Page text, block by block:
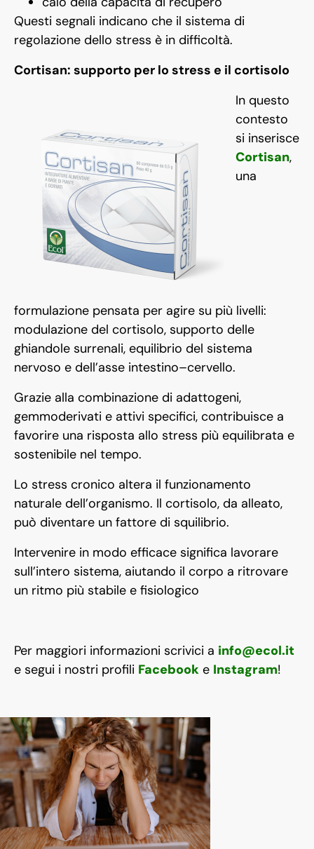
Questi segnali indicano che il sistema di
regolazione dello stress è in difficoltà.
Cortisan: supporto per lo stress e il cortisolo
In questo
contesto
si inserisce
Cortisan,
una
formulazione pensata per agire su più livelli:
modulazione del cortisolo, supporto delle
ghiandole surrenali, equilibrio del sistema
nervoso e dell’asse intestino–cervello.
Grazie alla combinazione di adattogeni,
gemmoderivati e attivi specifici, contribuisce a
favorire una risposta allo stress più equilibrata e
sostenibile nel tempo.
Lo stress cronico altera il funzionamento
naturale dell’organismo. Il cortisolo, da alleato,
può diventare un fattore di squilibrio.
Intervenire in modo efficace significa lavorare
sull’intero sistema, aiutando il corpo a ritrovare
un ritmo più stabile e fisiologico
Per maggiori informazioni scrivici a info@ecol.it
e segui i nostri profili Facebook e Instagram!